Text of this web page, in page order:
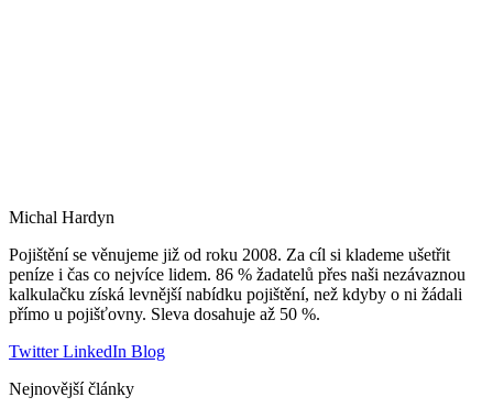
Michal Hardyn
Pojištění se věnujeme již od roku 2008. Za cíl si klademe ušetřit
peníze i čas co nejvíce lidem. 86 % žadatelů přes naši nezávaznou
kalkulačku získá levnější nabídku pojištění, než kdyby o ni žádali
přímo u pojišťovny. Sleva dosahuje až 50 %.
TwitterLinkedIn Blog
Nejnovější články